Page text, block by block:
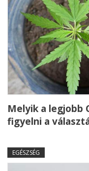
Melyik a legjobb
figyelni a
EGÉSZSÉG